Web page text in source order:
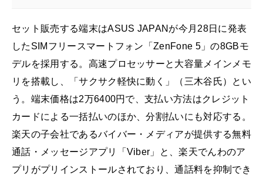
セット販売する端末はASUS JAPANが今月28日に発表
したSIMフリースマートフォン「ZenFone 5」の8GBモ
デルを採用する。高速プロセッサーと大容量メインメモ
リを搭載し、「サクサク軽快に動く」（三木谷氏）とい
う。端末価格は2万6400円で、支払い方法はクレジット
カードによる一括払いのほか、分割払いにも対応する。
楽天の子会社であるバイバー・メディアが提供する無料
通話・メッセージアプリ「Viber」と、楽天でんわのア
プリがプリインストールされており、通話料を抑制でき